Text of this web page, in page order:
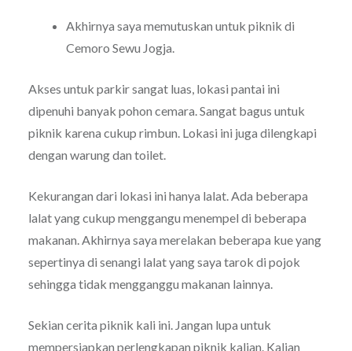
Akhirnya saya memutuskan untuk piknik di
Cemoro Sewu Jogja.
Akses untuk parkir sangat luas, lokasi pantai ini
dipenuhi banyak pohon cemara. Sangat bagus untuk
piknik karena cukup rimbun. Lokasi ini juga dilengkapi
dengan warung dan toilet.
Kekurangan dari lokasi ini hanya lalat. Ada beberapa
lalat yang cukup menggangu menempel di beberapa
makanan. Akhirnya saya merelakan beberapa kue yang
sepertinya di senangi lalat yang saya tarok di pojok
sehingga tidak mengganggu makanan lainnya.
Sekian cerita piknik kali ini. Jangan lupa untuk
mempersiapkan perlengkapan piknik kalian. Kalian